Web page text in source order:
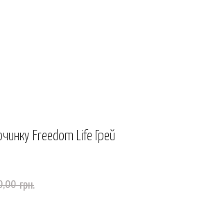
Freedom Life Грей
грн.